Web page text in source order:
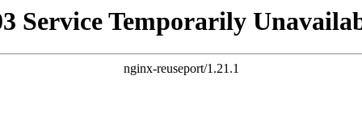
Service Temporarily
nginx-reuseport/1.21.1